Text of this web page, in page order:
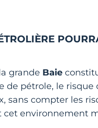
grande Baie
pétrole, le
sans compter les
environnement